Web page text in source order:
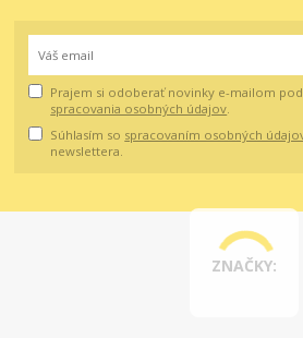
Prajem si odoberať novinky e-mailom
spracovania osobných údajov.
Súhlasím so spracovaním osobných
newslettera.
ZNAČKY: